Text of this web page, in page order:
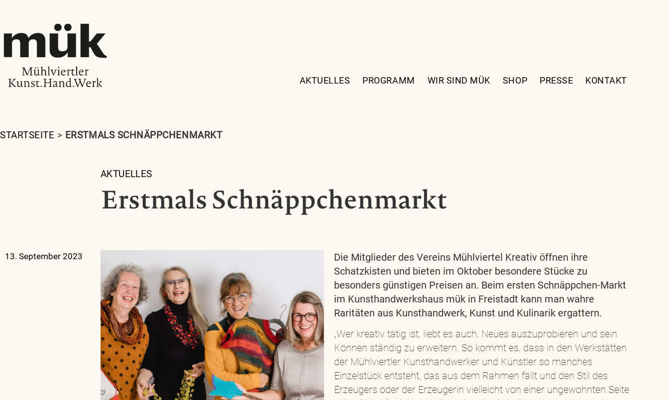
AKTUELLES PROGRAMM WIR SIND MÜK SHOP PRESSE KONTAKT
STARTSEITE > ERSTMALS SCHNÄPPCHENMARKT
AKTUELLES
Erstmals Schnäppchenmarkt
13. September 2023
Die Mitglieder des Vereins Mühlviertel Kreativ öffnen ihre
Schatzkisten und bieten im Oktober besondere Stücke zu
besonders günstigen Preisen an. Beim ersten Schnäppchen-Markt
im Kunsthandwerkshaus mük in Freistadt kann man wahre
Raritäten aus Kunsthandwerk, Kunst und Kulinarik ergattern.
„Wer kreativ tätig ist, liebt es auch, Neues auszuprobieren und sein
Können ständig zu erweitern. So kommt es, dass in den Werkstätten
der Mühlviertler Kunsthandwerker und Künstler so manches
Einzelstück entsteht, das aus dem Rahmen fällt und den Stil des
Erzeugers oder der Erzeugerin vielleicht von einer ungewohnten Seite